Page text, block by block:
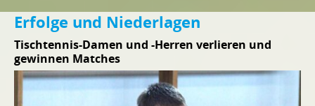
Erfolge und Niederlagen
Tischtennis-Damen und -Herren verlieren und
gewinnen Matches